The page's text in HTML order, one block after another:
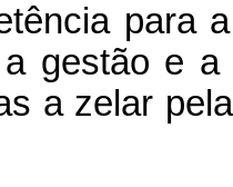
para
gestão e
a zelar